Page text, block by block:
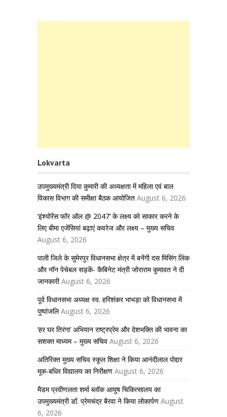
Lokvarta
उपमुख्यमंत्री दिया कुमारी की अध्यक्षता में महिला एवं बाल
विकास विभाग की समीक्षा बैठक आयोजित August 6, 2026
‘इंश्योरेंस फॉर ऑल @ 2047’ के लक्ष्य को साकार करने के
लिए बीमा एजेंसियां बढ़ाएं कवरेज और लक्ष्य – मुख्य सचिव
August 6, 2026
पाली जिले के सुमेरपुर विधानसभा क्षेत्र में बनेंगी दस मिसिंग लिंक
और नॉन पेचेबल सड़कें- कैबिनेट मंत्री जोराराम कुमावत ने दी
जानकारी August 6, 2026
पूर्व विधानसभा अध्यक्ष स्व. हरिशंकर भाभड़ा को विधानसभा में
पुष्पांजलि August 6, 2026
‘हर घर तिरंगा’ अभियान राष्ट्रप्रेम और देशभक्ति की भावना का
सशक्त माध्यम – मुख्य सचिव August 6, 2026
अतिरिक्त मुख्य सचिव स्कूल शिक्षा ने किया आनंदीलाल पोद्दार
मूक-बधिर विद्यालय का निरीक्षण August 6, 2026
मैडम प्रवीणलता शर्मा ब्लॉक आयुष चिकित्सालय का
उपमुख्यमंत्री डॉ. प्रेमचंद्र बैरवा ने किया लोकार्पण August
6, 2026